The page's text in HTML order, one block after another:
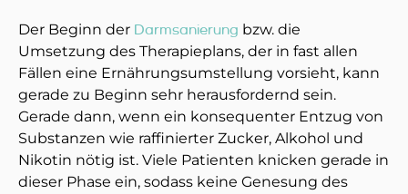
Der Beginn der Darmsanierung bzw. die
Umsetzung des Therapieplans, der in fast allen
Fällen eine Ernährungsumstellung vorsieht, kann
gerade zu Beginn sehr herausfordernd sein.
Gerade dann, wenn ein konsequenter Entzug von
Substanzen wie raffinierter Zucker, Alkohol und
Nikotin nötig ist. Viele Patienten knicken gerade in
dieser Phase ein, sodass keine Genesung des